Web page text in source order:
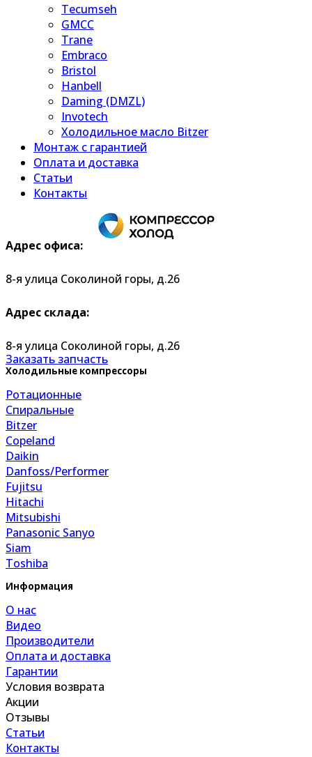
Tecumseh
GMCC
Trane
Embraco
Bristol
Hanbell
Daming (DMZL)
Invotech
Холодильное масло Bitzer
Монтаж с гарантией
Оплата и доставка
Статьи
Контакты
Адрес офиса:
8-я улица Соколиной горы, д.26
Адрес склада:
8-я улица Соколиной горы, д.26
Заказать запчасть
Холодильные компрессоры
Ротационные
Спиральные
Bitzer
Copeland
Daikin
Danfoss/Performer
Fujitsu
Hitachi
Mitsubishi
Panasonic Sanyo
Siam
Toshiba
Информация
О нас
Видео
Производители
Оплата и доставка
Гарантии
Условия возврата
Акции
Отзывы
Статьи
Контакты